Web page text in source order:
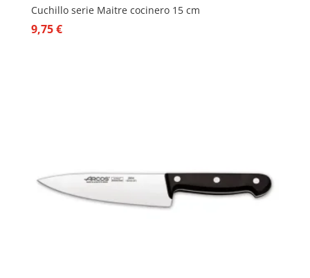
Cuchillo serie Maitre cocinero 15 cm
9,75€